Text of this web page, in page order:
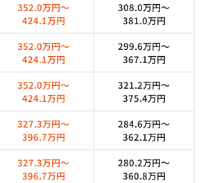
352.0万円～
424.1万円
308.0万円～
381.0万円
352.0万円～
424.1万円
299.6万円～
367.1万円
352.0万円～
424.1万円
321.2万円～
375.4万円
327.3万円～
396.7万円
284.6万円～
362.1万円
327.3万円～
396.7万円
280.2万円～
360.8万円